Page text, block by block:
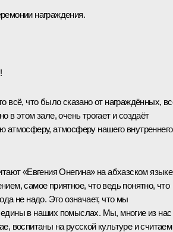
награждения.
всё, что было сказано от награждённых,
в этом зале, очень трогает и создаёт
атмосферу, атмосферу нашего внутреннего
«Евгения Онегина» на абхазском языке
самое приятное, что ведь понятно, что
не надо. Это означает, что мы
едины в наших помыслах. Мы, многие из нас
воспитаны на русской культуре и